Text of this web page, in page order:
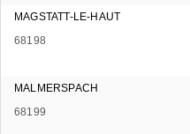
MAGSTATT-LE-HAUT
68198
MALMERSPACH
68199